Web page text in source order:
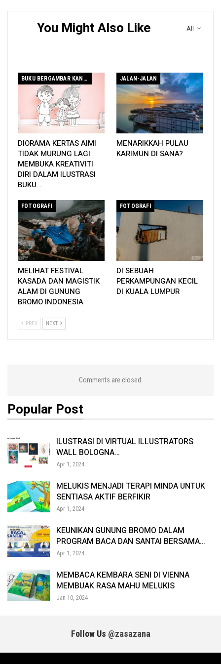
Si Pika duduk di hadapan pintu. Cahaya matahari di belakangnya memberikan
effect seakan backlight padanya, dan saya masukkan sekali reflection yang wujud
3. Sudah dapat satu aksi kucing, terus ikut ke mana kucing
pergi. Makan dan bermain. Lihat kembali di mana ia duduk.
Pandang juga jatuhan cahaya yang wujud dan segala macam
kelakuannya.
Ketika Pika asyik makan. Saya gunakan tayar motorsikal membentuk framing
4. Terus rakam aksi mereka sepuas-puasnya. Waktu ini
memang akan mencabar daya kreativiti kita untuk bermain
dengan cahaya, emosi, komposisi dan juga gambar bagaimana
mereka seterusnya. Pandang kucing dari atas, mahupun selari
dengannya seolah-olah kita duduk sama level dengan
ketinggian kucing.
All
You Might Also Like
BUKU BERGAMBAR KANAK-KANAK
DIORAMA KERTAS AIMI
TIDAK MURUNG LAGI
MEMBUKA KREATIVITI
DIRI DALAM ILUSTRASI
BUKU…
JALAN-JALAN
MENARIKKAH PULAU
KARIMUN DI SANA?
FOTOGRAFI
MELIHAT FESTIVAL
KASADA DAN MAGISTIK
ALAM DI GUNUNG
BROMO INDONESIA
FOTOGRAFI
DI SEBUAH
PERKAMPUNGAN KECIL
DI KUALA LUMPUR
PREV NEXT
Comments are closed.
Popular Post
ILUSTRASI DI VIRTUAL ILLUSTRATORS
WALL BOLOGNA…
Apr 1, 2024
MELUKIS MENJADI TERAPI MINDA UNTUK
SENTIASA AKTIF BERFIKIR
Apr 1, 2024
KEUNIKAN GUNUNG BROMO DALAM
PROGRAM BACA DAN SANTAI BERSAMA…
Apr 1, 2024
MEMBACA KEMBARA SENI DI VIENNA
MEMBUAK RASA MAHU MELUKIS
Jan 10, 2024
Follow Us @zasazana